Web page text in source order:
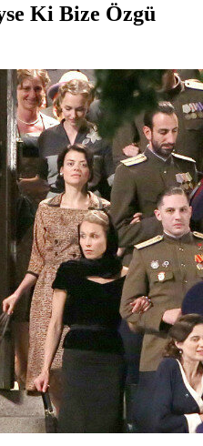
Ki Bize Özgü